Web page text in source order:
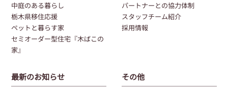
中庭のある暮らし
栃木県移住応援
ペットと暮らす家
セミオーダー型住宅『木ばこの
家』
パートナーとの協力体制
スタッフチーム紹介
採用情報
最新のお知らせ その他